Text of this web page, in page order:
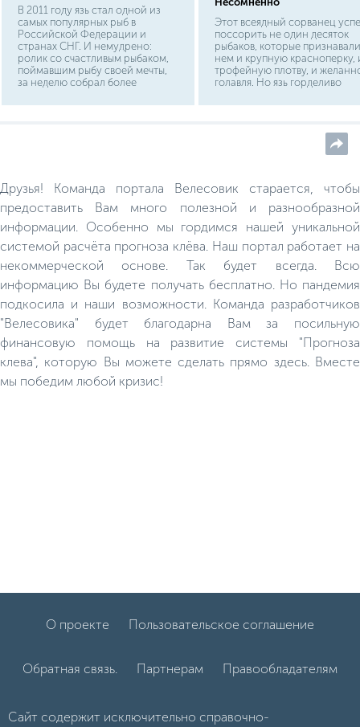
В 2011 году язь стал одной из
самых популярных рыб в
Российской Федерации и
странах СНГ. И немудрено:
ролик со счастливым рыбаком,
поймавшим рыбу своей мечты,
за неделю собрал более
продолжает набирать до сих
также обладает огромным
количеством полезных веществ,
необходимых как детям, так и
взрослым.
Этот всеядный сорванец
поссорить не один десяток
рыбаков, которые
нем и крупную красноперку,
трофейную плотву, и
голавля. Но язь горделиво
продолжает радовать
импульсивными поклевками
непокорной борьбой во
вываживания. Ловится он
заканчивая элегантным
нахлыстом. А поскольку язь
очень тесно роднится с
голавлем во внешности, то
уделим большее внимание
этому вопросу.
Друзья! Команда портала Велесовик старается, чтобы
предоставить Вам много полезной и разнообразной
информации. Особенно мы гордимся нашей уникальной
системой расчёта прогноза клёва. Наш портал работает на
некоммерческой основе. Так будет всегда. Всю
информацию Вы будете получать бесплатно. Но пандемия
подкосила и наши возможности. Команда разработчиков
"Велесовика" будет благодарна Вам за посильную
финансовую помощь на развитие системы "Прогноза
клева", которую Вы можете сделать прямо здесь. Вместе
мы победим любой кризис!
О проекте Пользовательское соглашение
Обратная связь. Партнерам Правообладателям
Сайт содержит исключительно справочно-